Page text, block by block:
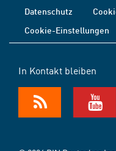
Datenschutz
Cookie-Einstellungen
In Kontakt bleiben